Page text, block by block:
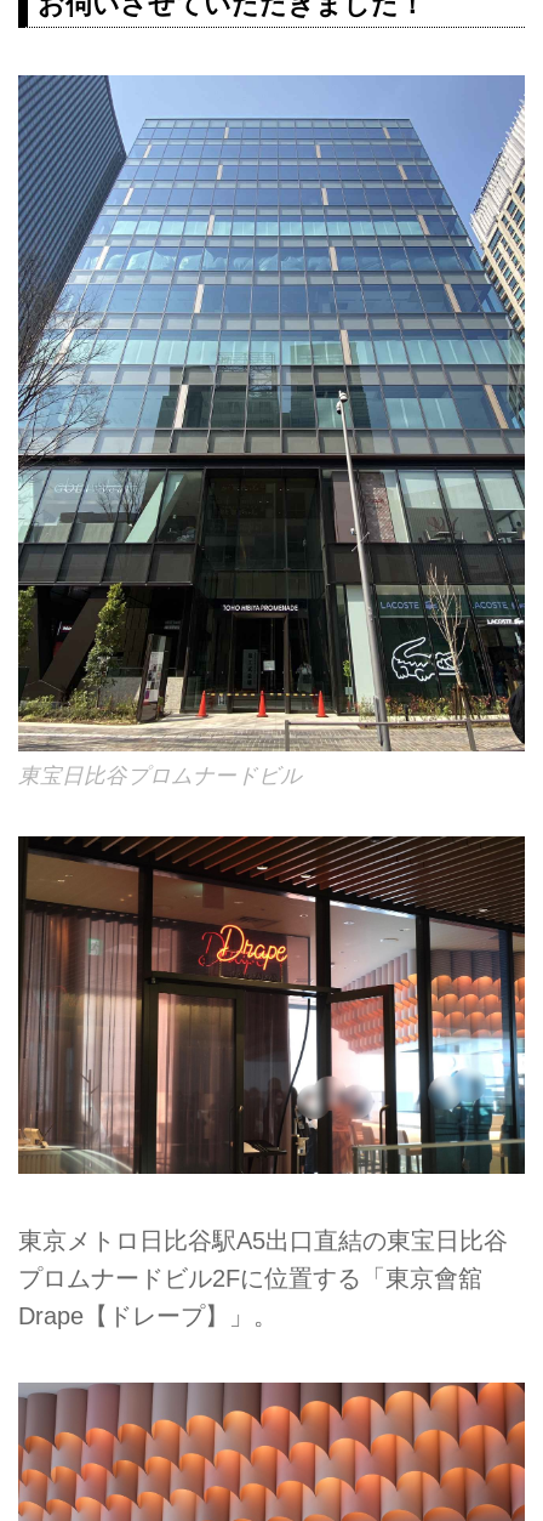
東宝日比谷プロムナードビル
東京メトロ日比谷駅A5出口直結の東宝日比谷
プロムナードビル2Fに位置する「東京會舘
Drape【ドレープ】」。